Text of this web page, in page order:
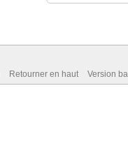
Retourner en haut Version